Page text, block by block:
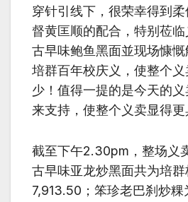
穿针引线下，很荣幸得到
督黄匡顺的配合，特别莅
古早味鲍鱼黑面並现场慷
培群百年校庆义，使整个
少！值得一提的是今天的
来支持，使整个义卖显得更
截至下午2.30pm，整场义
古早味亚龙炒黑面共为培
7,913.50；笨珍老巴刹炒